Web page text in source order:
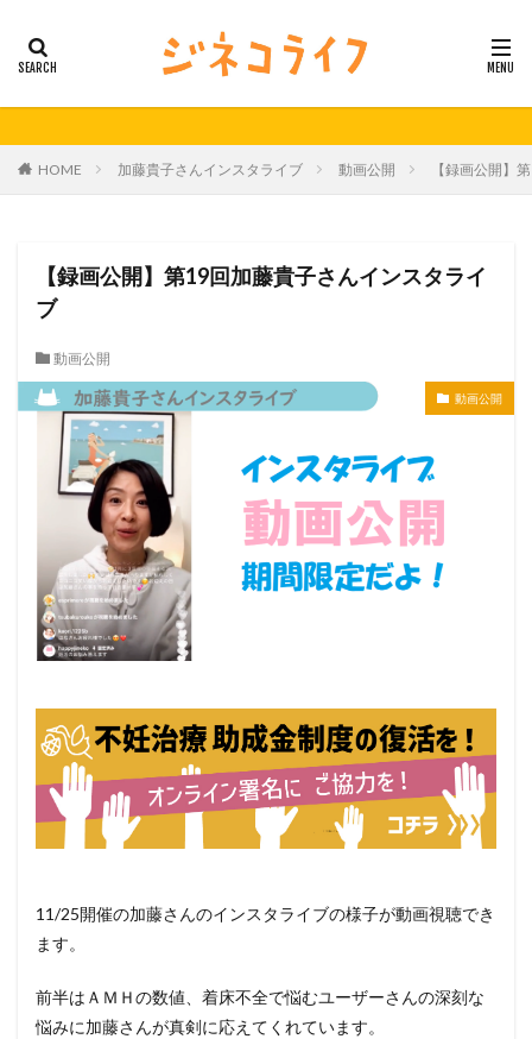
HOME 加藤貴子さんインスタライブ 動画公開 【録画公開】
【録画公開】第19回加藤貴子さんインスタライ
ブ
動画公開
動画公開
11/25開催の加藤さんのインスタライブの様子が動画視聴でき
ます。
前半はＡＭＨの数値、着床不全で悩むユーザーさんの深刻な
悩みに加藤さんが真剣に応えてくれています。
男性不妊